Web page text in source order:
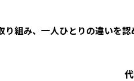
組み、一人ひとりの違いを